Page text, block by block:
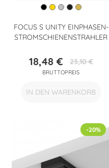
FOCUS S UNITY EINPHASEN-
STROMSCHIENENSTRAHLER
Preis
18,48 €Verkaufspreis
23,10 €
BRUTTOPREIS
IN DEN WARENKORB
-20%